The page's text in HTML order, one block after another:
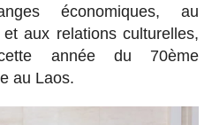
économiques, au
aux relations culturelles,
année du 70ème
au Laos.